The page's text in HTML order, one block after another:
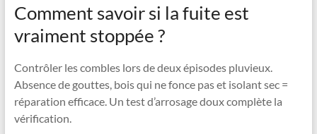
Comment savoir si la fuite est
vraiment stoppée ?
Contrôler les combles lors de deux épisodes pluvieux.
Absence de gouttes, bois qui ne fonce pas et isolant sec =
réparation efficace. Un test d’arrosage doux complète la
vérification.